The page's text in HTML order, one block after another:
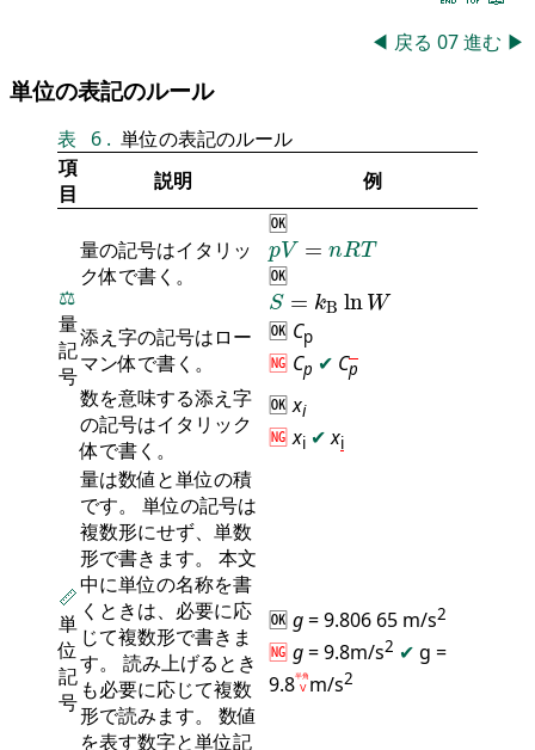
◀ 戻る 07進む ▶
単位の表記のルール
表 6 . 単位の表記のルール
項
目
説明 例
⚖️
量
記
号
量の記号はイタリッ
ク体で書く。
🆗
pV = nRT
pV= RT
🆗
S = kB ln W
S= Bln W
添え字の記号はロー
マン体で書く。
🆗 Cp
🆖 Cp ✔ Cp
数を意味する添え字
の記号はイタリック
体で書く。
🆗xi
🆖xi ✔ xi
📏
単
位
記
号
量は数値と単位の積
です。 単位の記号は
複数形にせず、単数
形で書きます。 本文
中に単位の名称を書
くときは、必要に応
じて複数形で書きま
す。 読み上げるとき
も必要に応じて複数
形で読みます。 数値
を表す数字と単位記
🆗g= 9.806 65 m/s2
🆖g= 9.8m/s2 ✔ g =
9.8 Ⅴ
半角 m/s2